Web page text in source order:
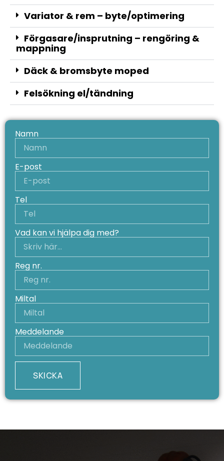
Namn
E-post
Tel
Vad kan vi hjälpa dig med?
Reg nr.
Miltal
Meddelande
SKICKA
Variator & rem – byte/optimering
Förgasare/insprutning – rengöring &
mappning
Däck & bromsbyte moped
Felsökning el/tändning